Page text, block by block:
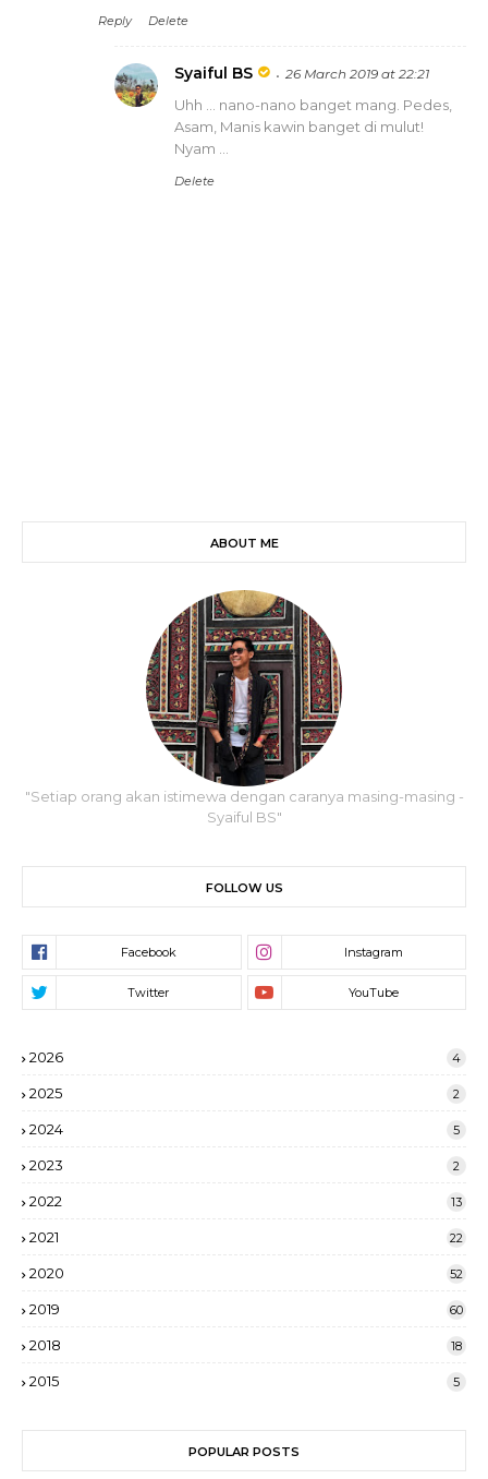
Reply Delete
Syaiful BS 26 March 2019 at 22:21
Uhh ... nano-nano banget mang. Pedes,
Asam, Manis kawin banget di mulut!
Nyam ...
Delete
ABOUT ME
"Setiap orang akan istimewa dengan caranya masing-masing -
Syaiful BS"
FOLLOW US
2026 4
2025 2
2024 5
2023 2
2022 13
2021 22
2020 52
2019 60
2018 18
2015 5
POPULAR POSTS